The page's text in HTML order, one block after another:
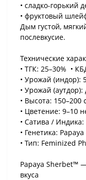
• сладко-горький
• фруктовый
Дым густой,
послевкусие.
Технические
• ТГК: 25–30% •
• Урожай (индор):
• Урожай
• Высота: 150–200
• Цветение: 9–10
• Сатива /
• Генетика:
• Тип: Feminized
Papaya Sherbet™
вкуса